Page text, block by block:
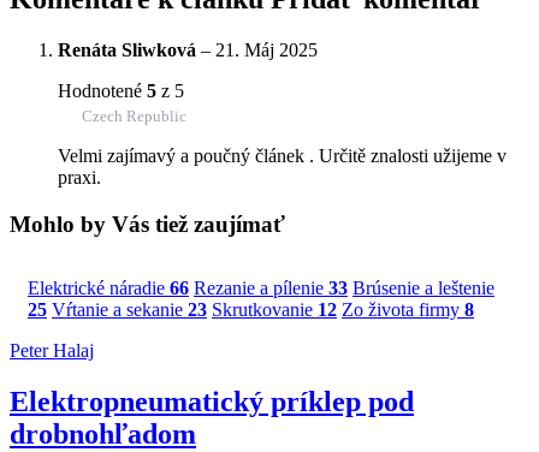
Renáta Sliwková – 21. Máj 2025
Hodnotené 5 z 5
Czech Republic
Velmi zajímavý a poučný článek . Určitě znalosti užijeme v
praxi.
Mohlo by Vás tiež zaujímať
Elektrické náradie 66 Rezanie a pílenie 33 Brúsenie a leštenie
25 Vŕtanie a sekanie 23 Skrutkovanie 12 Zo života firmy 8
Peter Halaj
Elektropneumatický príklep pod
drobnohľadom